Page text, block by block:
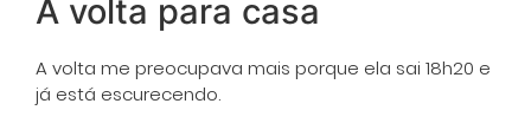
A volta para casa
A volta me preocupava mais porque ela sai 18h20 e
já está escurecendo.